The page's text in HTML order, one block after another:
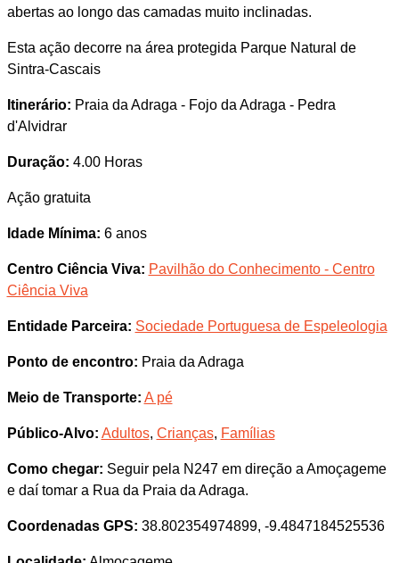
abertas ao longo das camadas muito inclinadas.
Esta ação decorre na área protegida Parque Natural de
Sintra-Cascais
Itinerário: Praia da Adraga - Fojo da Adraga - Pedra
d'Alvidrar
Duração: 4.00 Horas
Ação gratuita
Idade Mínima: 6 anos
Centro Ciência Viva: Pavilhão do Conhecimento - Centro
Ciência Viva
Entidade Parceira: Sociedade Portuguesa de Espeleologia
Ponto de encontro: Praia da Adraga
Meio de Transporte: A pé
Público-Alvo: Adultos, Crianças, Famílias
Como chegar: Seguir pela N247 em direção a Amoçageme
e daí tomar a Rua da Praia da Adraga.
Coordenadas GPS: 38.802354974899, -9.4847184525536